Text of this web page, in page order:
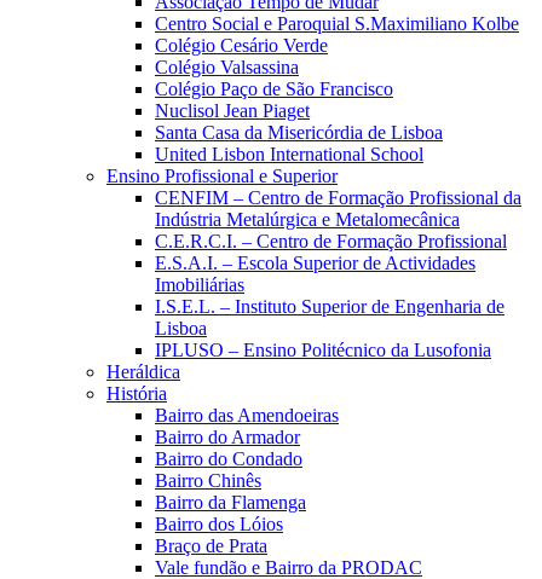
Centro Social e Paroquial S.Maximiliano Kolbe
Colégio Cesário Verde
Colégio Valsassina
Colégio Paço de São Francisco
Nuclisol Jean Piaget
Santa Casa da Misericórdia de Lisboa
United Lisbon International School
Ensino Profissional e Superior
CENFIM – Centro de Formação Profissional da
Indústria Metalúrgica e Metalomecânica
C.E.R.C.I. – Centro de Formação Profissional
E.S.A.I. – Escola Superior de Actividades
Imobiliárias
I.S.E.L. – Instituto Superior de Engenharia de
Lisboa
IPLUSO – Ensino Politécnico da Lusofonia
Heráldica
História
Bairro das Amendoeiras
Bairro do Armador
Bairro do Condado
Bairro Chinês
Bairro da Flamenga
Bairro dos Lóios
Braço de Prata
Vale fundão e Bairro da PRODAC